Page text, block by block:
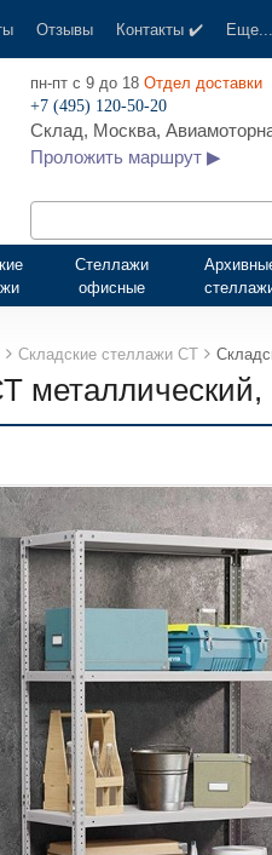
Отзывы Контакты ✔️ Еще...
пн-пт с 9 до 18 Отдел доставки
+7 (495) 120-50-20
Склад, Москва,
Проложить маршрут ▶
Стеллажи
офисные
Складские стеллажи СТ